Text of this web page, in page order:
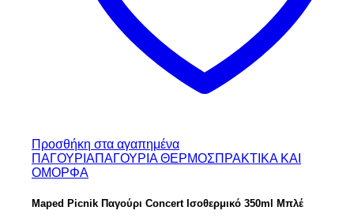
Προσθήκη στα αγαπημένα
ΠΑΓΟΥΡΙΑΠΑΓΟΥΡΙΑ ΘΕΡΜΟΣΠΡΑΚΤΙΚΑ ΚΑΙ
ΟΜΟΡΦΑ
Maped Picnik Παγούρι Concert Ισοθερμικό 350ml Μπλέ